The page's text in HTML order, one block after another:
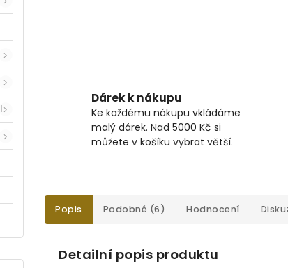
Dárek k nákupu
Ke každému nákupu vkládáme
malý dárek. Nad 5000 Kč si
můžete v košíku vybrat větší.
Popis Podobné (6) Hodnocení
Detailní popis produktu